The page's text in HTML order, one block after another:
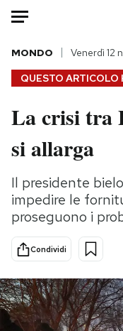
HOME
Italia
Politica
Tecnologia
Internet
Scienza
Cultura
Economia
Sport
QUESTO ARTICOLO
MONDO Venerdì 12
La crisi tra
si allarga
Il presidente
impedire le
proseguono i
Condividi